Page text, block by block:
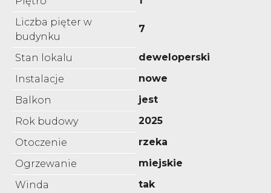
Liczba pięter w
budynku
7
Stan lokalu
deweloperski
Instalacje
nowe
Balkon
jest
Rok budowy
2025
Otoczenie
rzeka
Ogrzewanie
miejskie
Winda
tak